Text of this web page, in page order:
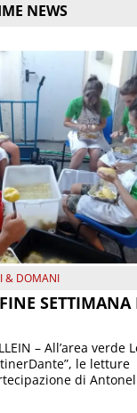
NEWS
& DOMANI
SETTIMANA
– All’area verde
le letture
di